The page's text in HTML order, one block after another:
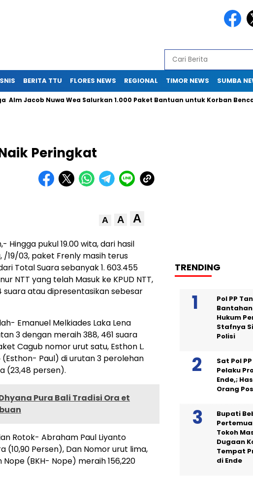
BERITA TTU FLORES NEWS REGIONAL TIMOR NEWS SUMBA
Nuwa Wea Salurkan 1.000 Paket Bantuan untuk Korban Bencana
Peringkat
A A A
Hingga pukul 19.00 wita, dari hasil
/19/03, paket Frenly masih terus
Total Suara sebanyak 1. 603.455
NTT yang telah Masuk ke KPUD NTT,
suara atau dipresentasikan sebesar
Emanuel Melkiades Laka Lena
3 dengan meraih 388, 461 suara
Cagub nomor urut satu, Esthon L.
(Esthon- Paul) di urutan 3 perolehan
(23,48 persen).
Pura Bali Tradisi Ora et
Rotok- Abraham Paul Liyanto
(10,90 Persen), Dan Nomor urut lima,
(BKH- Nope) meraih 156,220
TRENDING
Pol PP
Hukum
Stafnya
Polisi
Sat Pol
Pelaku
Ende,;
Orang
Bupati
Tokoh
Dugaan
Tempat
di Ende